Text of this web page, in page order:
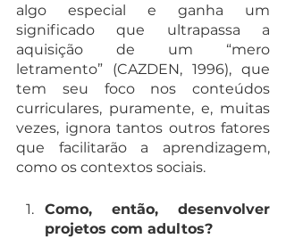
algo especial e ganha um
significado que ultrapassa a
aquisição de um “mero
letramento” (CAZDEN, 1996), que
tem seu foco nos conteúdos
curriculares, puramente, e, muitas
vezes, ignora tantos outros fatores
que facilitarão a aprendizagem,
como os contextos sociais.
Como, então, desenvolver
projetos com adultos?